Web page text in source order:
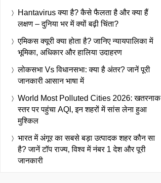
Hantavirus क्या है? कैसे फैलता है और क्या हैं
लक्षण – दुनिया भर में क्यों बढ़ी चिंता?
एमिकस क्यूरी क्या होता है? जानिए न्यायपालिका में
भूमिका, अधिकार और हालिया उदाहरण
लोकसभा Vs विधानसभा: क्या है अंतर? जानें पूरी
जानकारी आसान भाषा में
World Most Polluted Cities 2026: खतरनाक
स्तर पर पहुंचा AQI, इन शहरों में सांस लेना हुआ
मुश्किल
भारत में अंगूर का सबसे बड़ा उत्पादक शहर कौन सा
है? जानें टॉप राज्य, विश्व में नंबर 1 देश और पूरी
जानकारी